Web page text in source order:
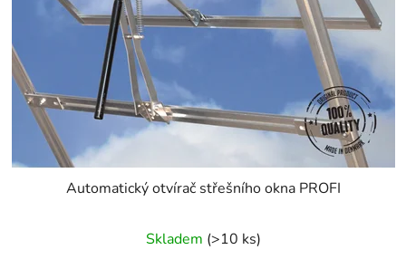
Automatický otvírač střešního okna PROFI
Skladem (>10 ks)